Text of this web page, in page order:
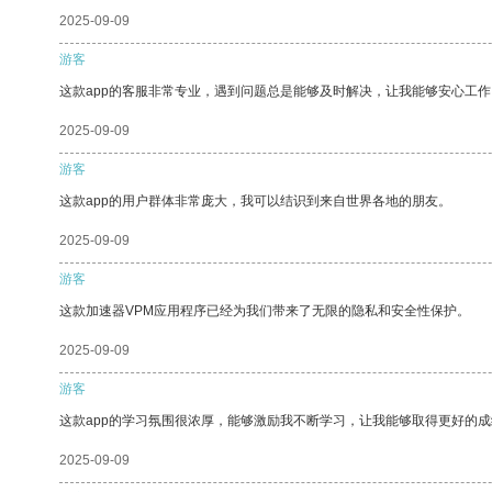
2025-09-09
游客
这款app的客服非常专业，遇到问题总是能够及时解决，让我能够安心工
2025-09-09
游客
这款app的用户群体非常庞大，我可以结识到来自世界各地的朋友。
2025-09-09
游客
这款加速器VPM应用程序已经为我们带来了无限的隐私和安全性保护。
2025-09-09
游客
这款app的学习氛围很浓厚，能够激励我不断学习，让我能够取得更好的
2025-09-09